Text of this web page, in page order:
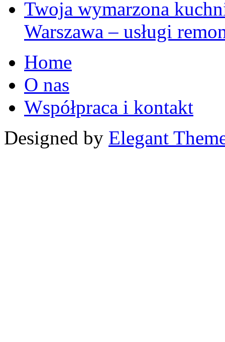
Twoja wymarzona
Warszawa – usługi
Home
O nas
Współpraca i kontakt
Designed by Elegant